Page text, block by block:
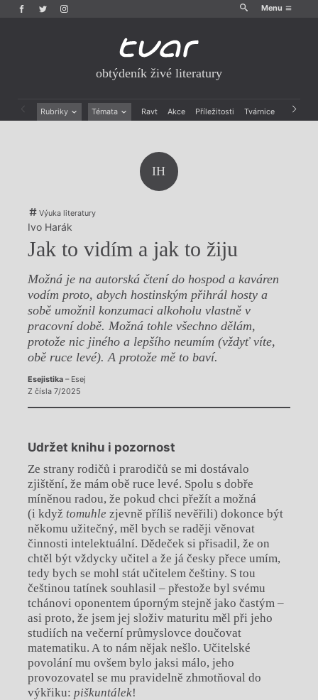
Menu
obtýdeník živé literatury
Rubriky Témata Ravt Akce Příležitosti Tvárnice Archiv
Výroční ceny
IH
Výuka literatury
Ivo Harák
Jak to vidím a jak to žiju
Možná je na autorská čtení do hospod a kaváren
vodím proto, abych hostinským přihrál hosty a
sobě umožnil konzumaci alkoholu vlastně v
pracovní době. Možná tohle všechno dělám,
protože nic jiného a lepšího neumím (vždyť víte,
obě ruce levé). A protože mě to baví.
Esejistika– Esej
Z čísla 7/2025
Udržet knihu i pozornost
Ze strany rodičů i prarodičů se mi dostávalo
zjištění, že mám obě ruce levé. Spolu s dobře
míněnou radou, že pokud chci přežít a možná
(i když tomuhle zjevně příliš nevěřili) dokonce být
někomu užitečný, měl bych se raději věnovat
činnosti intelektuální. Dědeček si přisadil, že on
chtěl být vždycky učitel a že já česky přece umím,
tedy bych se mohl stát učitelem češtiny. S tou
češtinou tatínek souhlasil – přestože byl svému
tchánovi oponentem úporným stejně jako častým –
asi proto, že jsem jej složiv maturitu měl při jeho
studiích na večerní průmyslovce doučovat
matematiku. A to nám nějak nešlo. Učitelské
povolání mu ovšem bylo jaksi málo, jeho
provozovatel se mu pravidelně zhmotňoval do
výkřiku: piškuntálek!